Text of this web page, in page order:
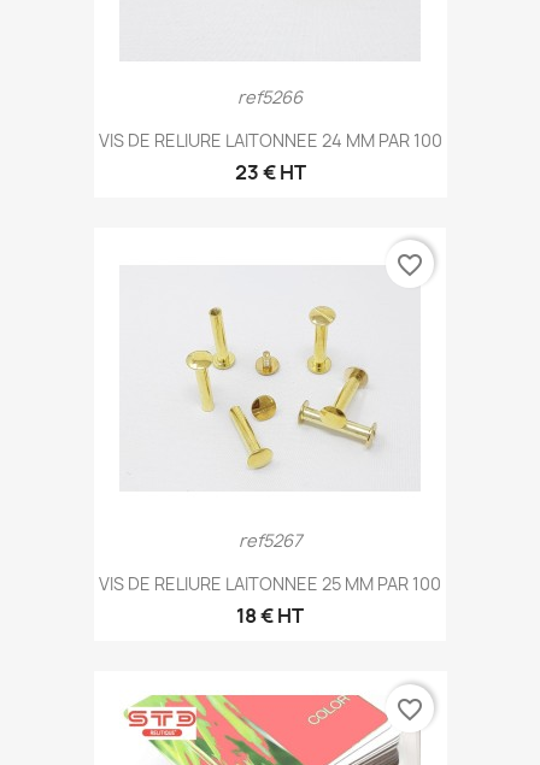
ref5266
VIS DE RELIURE LAITONNEE 24 MM PAR 100
23 € HT
ref5267
VIS DE RELIURE LAITONNEE 25 MM PAR 100
18 € HT
favorite_border
favorite_border